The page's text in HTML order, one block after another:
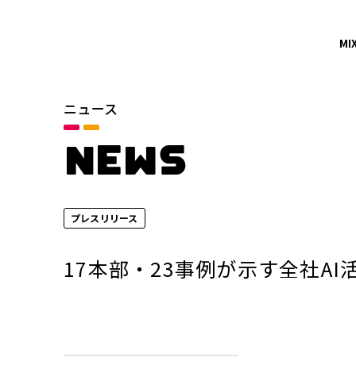
ニュース
NEWS
プレスリリース
17本部・23事例が示す全社AI
カテゴリ
サービスニュース